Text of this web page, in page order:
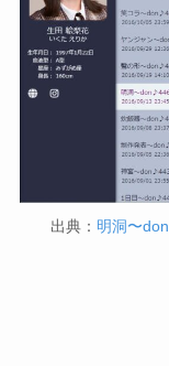
出典： 明洞〜